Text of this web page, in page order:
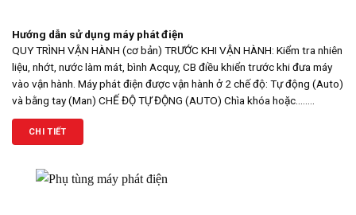
Hướng dẫn sử dụng máy phát điện
QUY TRÌNH VẬN HÀNH (cơ bản) TRƯỚC KHI VẬN HÀNH: Kiểm tra nhiên
liệu, nhớt, nước làm mát, bình Acquy, CB điều khiển trước khi đưa máy
vào vận hành. Máy phát điện được vận hành ở 2 chế độ: Tự động (Auto)
và bằng tay (Man) CHẾ ĐỘ TỰ ĐỘNG (AUTO) Chìa khóa hoặc........
CHI TIẾT